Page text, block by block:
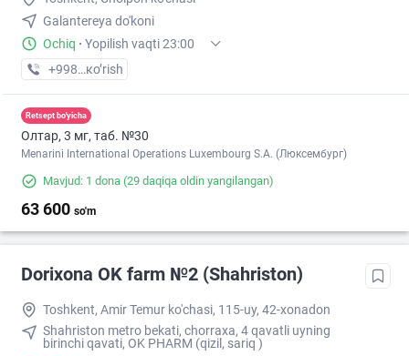
Galantereya do'koni
Ochiq · Yopilish vaqti 23:00
+998 (71) XXX-XX-XX
кo’rish
Retsept bo'yicha
Олтар, 3 мг, таб. №30
Menarini International Operations Luxembourg S.A. (Люксембург)
Mavjud: 1 dona (29 daqiqa oldin yangilangan)
63 600 so'm
Dorixona ОK farm №2 (Shahriston)
Toshkent, Amir Temur ko'chasi, 115-uy, 42-xonadon
Shahriston metro bekati, chorraxa, 4 qavatli uyning
birinchi qavati, OK PHARM (qizil, sariq )